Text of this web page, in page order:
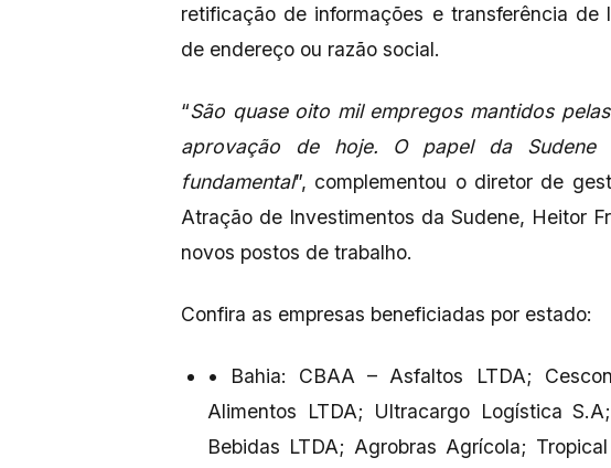
retificação de informações e transferência
de endereço ou razão social.
“São quase oito mil empregos mantidos
aprovação de hoje. O papel da
fundamental”, complementou o diretor de
Atração de Investimentos da Sudene, Heitor
novos postos de trabalho.
Confira as empresas beneficiadas por estado:
• Bahia: CBAA – Asfaltos LTDA;
Alimentos LTDA; Ultracargo Logística
Bebidas LTDA; Agrobras Agrícola;